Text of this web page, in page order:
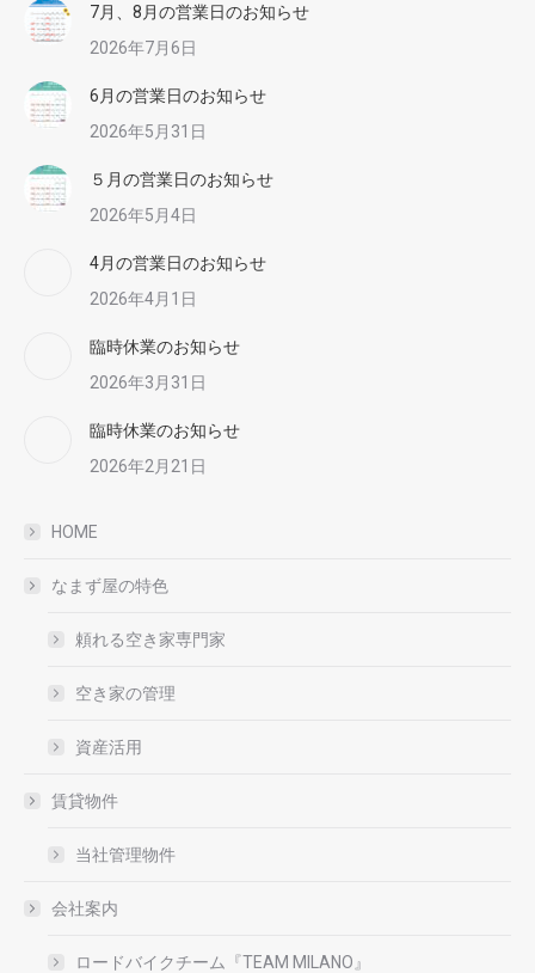
7月、8月の営業日のお知らせ
2026年7月6日
6月の営業日のお知らせ
2026年5月31日
５月の営業日のお知らせ
2026年5月4日
4月の営業日のお知らせ
2026年4月1日
臨時休業のお知らせ
2026年3月31日
臨時休業のお知らせ
2026年2月21日
HOME
なまず屋の特色
頼れる空き家専門家
空き家の管理
資産活用
賃貸物件
当社管理物件
会社案内
ロードバイクチーム『TEAM MILANO』